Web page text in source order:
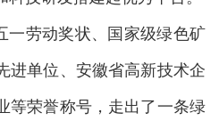
五一劳动奖状、国家级绿色矿
用先进单位、安徽省高新技术企
等荣誉称号，走出了一条绿